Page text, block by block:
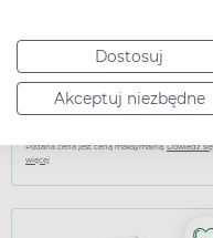
Dostosuj
Akceptuj niezbędne
pod oczy, 15 ml
podrażnienie, suchość,
nawilżające, odżywcze,
regenerujące, ujędrniające,
łagodzące
48,49 zł
Dodaj do koszykaDodaj
Podana cena jest ceną maksymalną.Dowiedz się
więcej